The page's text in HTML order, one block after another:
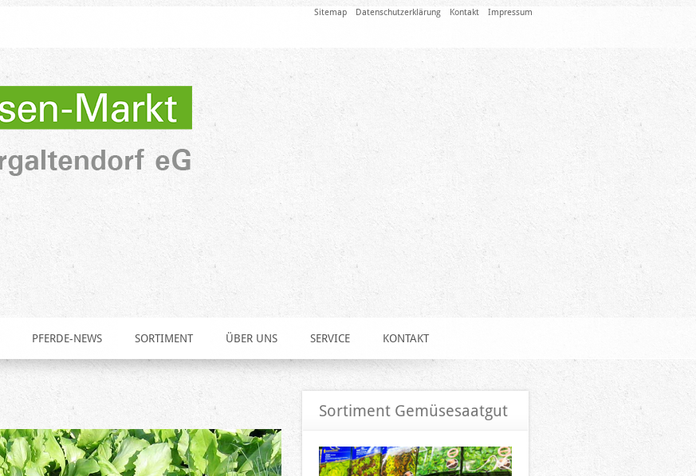
Impressum
Kontakt
Datenschutzerklärung
Sitemap
PFERDE-NEWS SORTIMENT ÜBER UNS SERVICE KONTAKT
Sortiment Gemüsesaatgut